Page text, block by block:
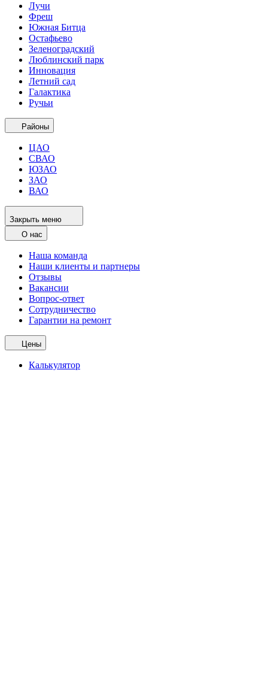
Лучи
Фреш
Южная Битца
Остафьево
Зеленоградский
Люблинский парк
Инновация
Летний сад
Галактика
Ручьи
Районы
ЦАО
СВАО
ЮЗАО
ЗАО
ВАО
Закрыть меню
О нас
Наша команда
Наши клиенты и партнеры
Отзывы
Вакансии
Вопрос-ответ
Сотрудничество
Гарантии на ремонт
Цены
Калькулятор